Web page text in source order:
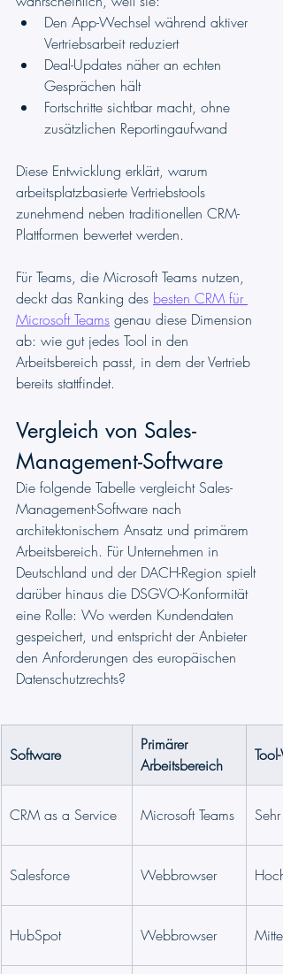
Den App-Wechsel während aktiver
Vertriebsarbeit reduziert
Deal-Updates näher an echten
Gesprächen hält
Fortschritte sichtbar macht, ohne
zusätzlichen Reportingaufwand
Diese Entwicklung erklärt, warum
arbeitsplatzbasierte Vertriebstools
zunehmend neben traditionellen CRM-
Plattformen bewertet werden.
Für Teams, die Microsoft Teams nutzen,
deckt das Ranking des besten CRM für
Microsoft Teams genau diese Dimension
ab: wie gut jedes Tool in den
Arbeitsbereich passt, in dem der Vertrieb
bereits stattfindet.
Vergleich von Sales-
Management-Software
Die folgende Tabelle vergleicht Sales-
Management-Software nach
architektonischem Ansatz und primärem
Arbeitsbereich. Für Unternehmen in
Deutschland und der DACH-Region spielt
darüber hinaus die DSGVO-Konformität
eine Rolle: Wo werden Kundendaten
gespeichert, und entspricht der Anbieter
den Anforderungen des europäischen
Datenschutzrechts?
Software
Primärer
Arbeitsbereich
CRM as a Service Microsoft Teams Sehr
Salesforce Webbrowser Hoch
HubSpot Webbrowser Mittel